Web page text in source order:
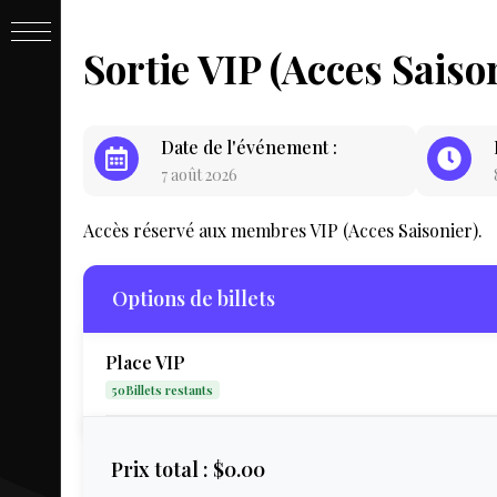
PASSE
&
BILLET
LIVE
Sortie VIP (Acces
Date de l'événement :
7 août 2026
Accès réservé aux membres VIP (Acces Saisonier).
Options de billets
Place VIP
50Billets restants
Prix total : $0.00